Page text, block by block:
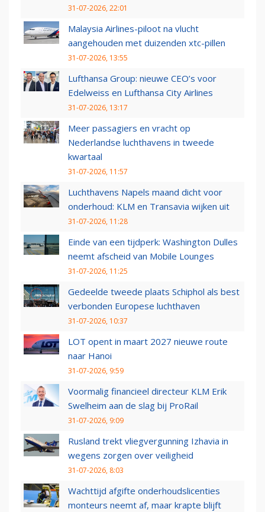
31-07-2026, 22:01
Malaysia Airlines-piloot na vlucht
aangehouden met duizenden xtc-pillen
31-07-2026, 13:55
Lufthansa Group: nieuwe CEO’s voor
Edelweiss en Lufthansa City Airlines
31-07-2026, 13:17
Meer passagiers en vracht op
Nederlandse luchthavens in tweede
kwartaal
31-07-2026, 11:57
Luchthavens Napels maand dicht voor
onderhoud: KLM en Transavia wijken uit
31-07-2026, 11:28
Einde van een tijdperk: Washington Dulles
neemt afscheid van Mobile Lounges
31-07-2026, 11:25
Gedeelde tweede plaats Schiphol als best
verbonden Europese luchthaven
31-07-2026, 10:37
LOT opent in maart 2027 nieuwe route
naar Hanoi
31-07-2026, 9:59
Voormalig financieel directeur KLM Erik
Swelheim aan de slag bij ProRail
31-07-2026, 9:09
Rusland trekt vliegvergunning Izhavia in
wegens zorgen over veiligheid
31-07-2026, 8:03
Wachttijd afgifte onderhoudslicenties
monteurs neemt af, maar krapte blijft